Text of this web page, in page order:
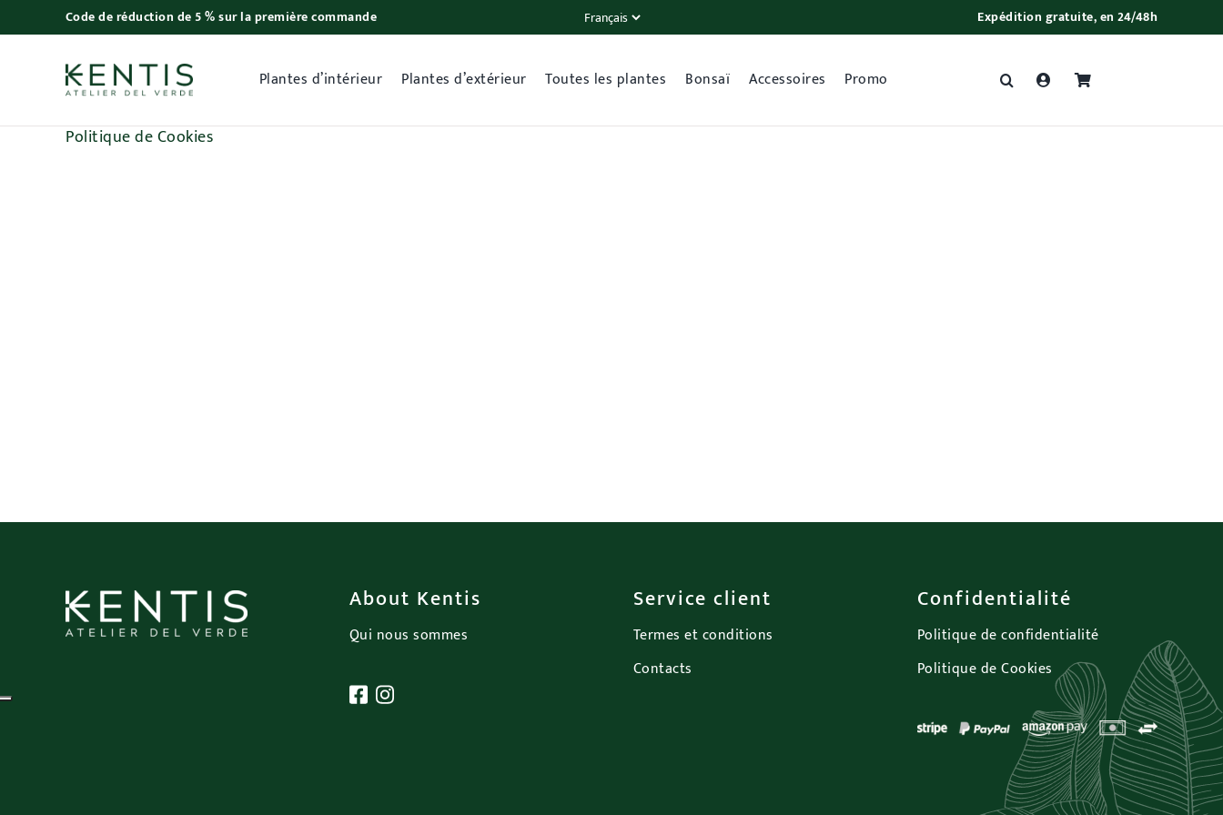
to
Code de réduction de 5 % sur la première commande Expédition gratuite, en 24/48h
Plantes d’intérieur Plantes d’extérieur Toutes les plantes Bonsaï Accessoires Promo
Politique de Cookies
About Kentis
Qui nous sommes
Service client
Termes et conditions
Contacts
Confidentialité
Politique de confidentialité
Politique de Cookies